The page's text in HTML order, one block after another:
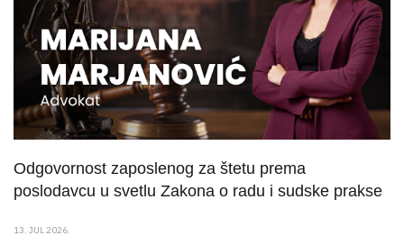
Odgovornost zaposlenog za štetu prema
poslodavcu u svetlu Zakona o radu i sudske prakse
13. JUL 2026.